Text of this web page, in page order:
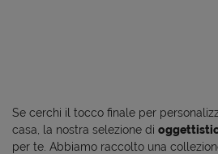
Se cerchi il tocco finale per
casa, la nostra selezione di
per te. Abbiamo raccolto una